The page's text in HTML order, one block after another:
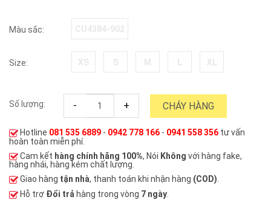
Màu sắc:
Size:
Số lượng: - + CHÁY HÀNG
Hotline 081 535 6889 - 0942 778 166 - 0941 558 356 tư vấn
hoàn toàn miễn phí.
Cam kết hàng chính hãng 100%, Nói Không với hàng fake,
hàng nhái, hàng kém chất lượng.
Giao hàng tận nhà, thanh toán khi nhận hàng (COD).
Hỗ trợ Đổi trả hàng trong vòng 7 ngày